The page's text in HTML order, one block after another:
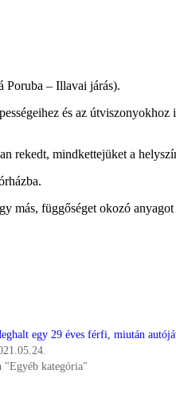
Poruba – Illavai járás).
és az
rekedt, mindkettejüket a
más, függőséget okozó
egy 29 éves férfi, miután
"Egyéb kategória"